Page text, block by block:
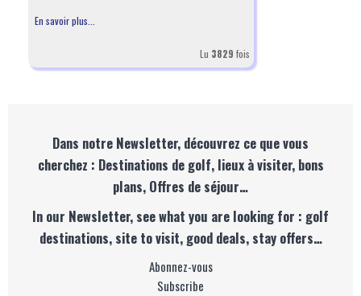
En savoir plus...
Lu 3829 fois
Dans notre Newsletter, découvrez ce que vous
cherchez : Destinations de golf, lieux à visiter, bons
plans, Offres de séjour…
In our Newsletter, see what you are looking for : golf
destinations, site to visit, good deals, stay offers…
Abonnez-vous
Subscribe